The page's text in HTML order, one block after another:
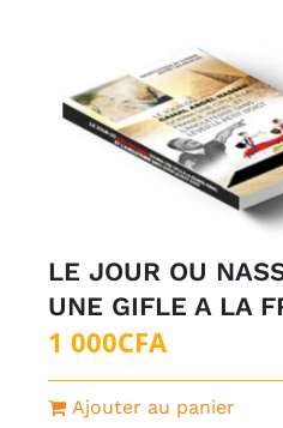
LE JOUR OU
UNE GIFLE A LA
1 000CFA
Ajouter au panier